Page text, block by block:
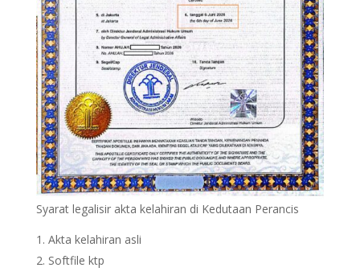
Syarat legalisir akta kelahiran di Kedutaan Perancis
Akta kelahiran asli
Softfile ktp